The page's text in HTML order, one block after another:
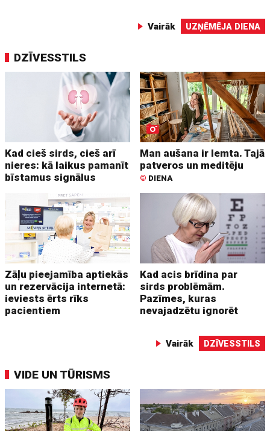
Vairāk UZŅĒMĒJA DIENA
DZĪVESSTILS
Kad cieš sirds, cieš arī
nieres: kā laikus pamanīt
bīstamus signālus
Man aušana ir lemta. Tajā
patveros un meditēju
© DIENA
Zāļu pieejamība aptiekās
un rezervācija internetā:
ieviests ērts rīks
pacientiem
Kad acis brīdina par
sirds problēmām.
Pazīmes, kuras
nevajadzētu ignorēt
Vairāk DZĪVESSTILS
VIDE UN TŪRISMS